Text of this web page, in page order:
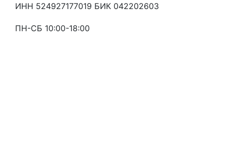
ИНН 524927177019 БИК 042202603
ПН-СБ 10:00-18:00